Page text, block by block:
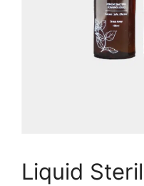
Liquid